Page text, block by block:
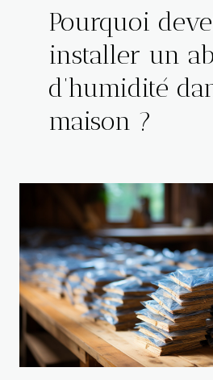
Pourquoi
installer un
d’humidité
maison ?